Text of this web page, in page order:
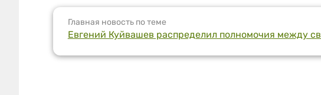
Главная новость по теме
Евгений Куйвашев распределил полномочия между